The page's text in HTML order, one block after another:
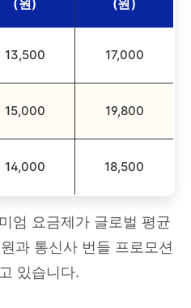
(원)
(원)
13,500 17,000
15,000 19,800
14,000 18,500
엄 요금제가 글로벌 평균
과 통신사 번들 프로모션
있습니다.